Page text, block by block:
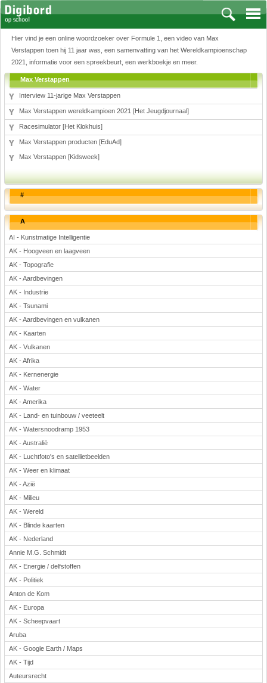
Vakken
Aardrijkskunde
Biologie
Engels
Handvaardigheid en Tekenen
Kunst en Cultuur
Lichamelijke opvoeding
Muziek
Natuurkunde
Nederlands
Rekenen
Scheikunde
Sport
Techniek
Verkeer
Wiskunde
Onderwerpen
Apps en tablets
Collecties digibord
Digiborden / touchscreens
Digibordtools
Downloads basisonderwijs
Herfst
Kerstmis
Kinder-/Jeugdboeken
Lente
Onderbouw PO
Pasen
Voetbal
Hier vind je een online woordzoeker over Formule 1, een video van Max
Verstappen toen hij 11 jaar was, een samenvatting van het Wereldkampioenschap
2021, informatie voor een spreekbeurt, een werkboekje en meer.
Max Verstappen
Interview 11-jarige Max Verstappen
Max Verstappen wereldkampioen 2021 [Het Jeugdjournaal]
Racesimulator [Het Klokhuis]
Max Verstappen producten [EduAd]
Max Verstappen [Kidsweek]
#
A
AI - Kunstmatige Intelligentie
AK - Hoogveen en laagveen
AK - Topografie
AK - Aardbevingen
AK - Industrie
AK - Tsunami
AK - Aardbevingen en vulkanen
AK - Kaarten
AK - Vulkanen
AK - Afrika
AK - Kernenergie
AK - Water
AK - Amerika
AK - Land- en tuinbouw / veeteelt
AK - Watersnoodramp 1953
AK - Australië
AK - Luchtfoto's en satellietbeelden
AK - Weer en klimaat
AK - Azië
AK - Milieu
AK - Wereld
AK - Blinde kaarten
AK - Nederland
Annie M.G. Schmidt
AK - Energie / delfstoffen
AK - Politiek
Anton de Kom
AK - Europa
AK - Scheepvaart
Aruba
AK - Google Earth / Maps
AK - Tijd
Auteursrecht